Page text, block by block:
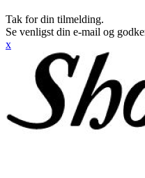
Tak for din tilmelding.
Se venligst din e-mail og
x